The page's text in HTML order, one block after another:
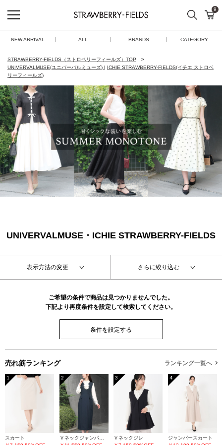
STRAWBERRY-FIELDS
検索 カ
9
NEW ARRIVAL ALL BRANDS CATEGORY
STRAWBERRY-FIELDS（ストロベリーフィールズ）TOP
UNIVERVALMUSE(ユニバーバルミューズ) | ICHIE STRAWBERRY-FIELDS(イチエ ストロベ
リーフィールズ)
UNIVERVALMUSE・ICHIE STRAWBERRY-FIELDS
表示方法の変更 さらに絞り込む
ご希望の条件で商品は見つかりませんでした。
下記より再度条件を設定して検索してください。
条件を設定する
売れ筋ランキング ランキング一覧へ
1
スカート
2
Ｖネックジャンパースカート
3
Ｖネックジレ
4
ジャンパースカート